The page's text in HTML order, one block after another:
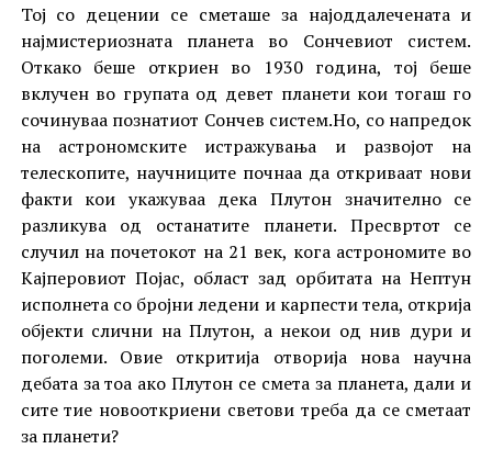
Тој со децении се сметаше за најоддалечената и
најмистериозната планета во Сончевиот систем.
Откако беше откриен во 1930 година, тој беше
вклучен во групата од девет планети кои тогаш го
сочинуваа познатиот Сончев систем.Но, со напредок
на астрономските истражувања и развојот на
телескопите, научниците почнаа да откриваат нови
факти кои укажуваа дека Плутон значително се
разликува од останатите планети. Пресвртот се
случил на почетокот на 21 век, кога астрономите во
Кајперовиот Појас, област зад орбитата на Нептун
исполнета со бројни ледени и карпести тела, открија
објекти слични на Плутон, а некои од нив дури и
поголеми. Овие откритија отворија нова научна
дебата за тоа ако Плутон се смета за планета, дали и
сите тие новооткриени светови треба да се сметаат
за планети?